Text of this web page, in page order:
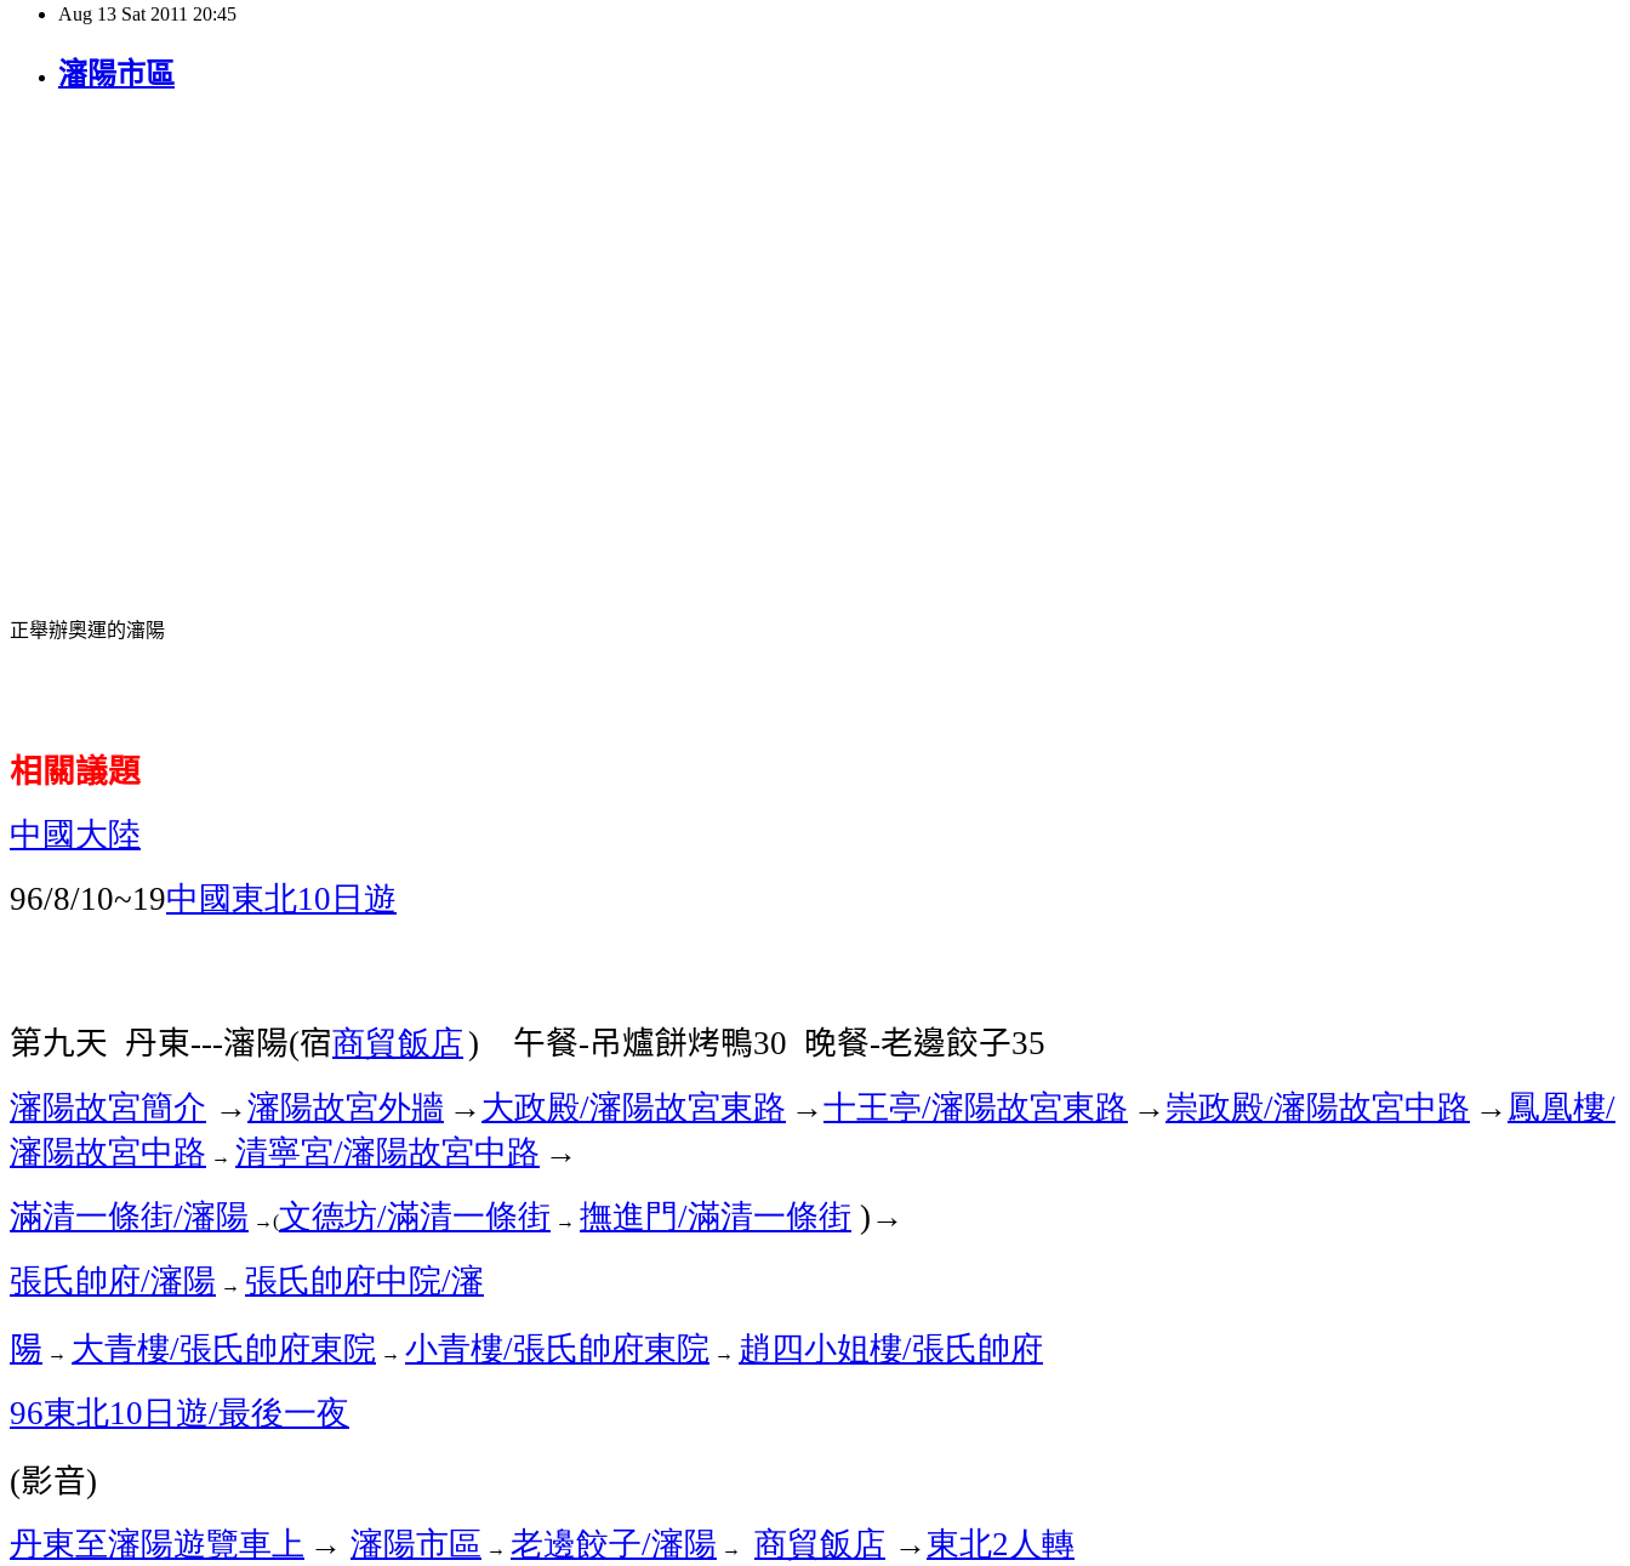
Aug 13 Sat 2011 20:45
瀋陽市區
正舉辦奧運的瀋陽
相關議題
中國大陸
96/8/10~19中國東北10日遊
第九天 丹東---瀋陽(宿商貿飯店) 午餐-吊爐餅烤鴨30 晚餐-老邊餃子35
瀋陽故宮簡介 →瀋陽故宮外牆 → 大政殿/瀋陽故宮東路 →十王亭/瀋陽故宮東路 → 崇政殿/瀋陽故宮中路 → 鳳凰樓/
瀋陽故宮中路 → 清寧宮/瀋陽故宮中路 →
滿清一條街/瀋陽 →(文德坊/滿清一條街 → 撫進門/滿清一條街 )→
張氏帥府/瀋陽 → 張氏帥府中院/瀋
陽 → 大青樓/張氏帥府東院 → 小青樓/張氏帥府東院 → 趙四小姐樓/張氏帥府
96東北10日遊/最後一夜
(影音)
丹東至瀋陽遊覽車上 → 瀋陽市區 → 老邊餃子/瀋陽 → 商貿飯店 →東北2 人轉